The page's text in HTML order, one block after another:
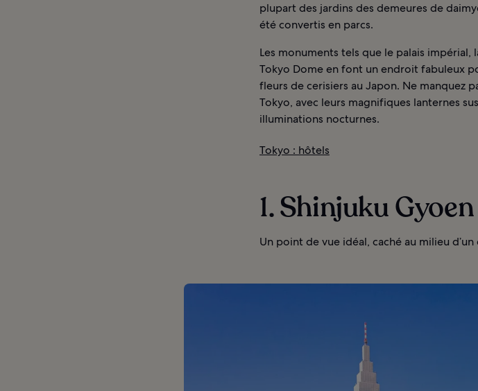
plupart des jardins des demeures de
été convertis en parcs.
Les monuments tels que le palais
Tokyo Dome en font un endroit fabuleux
fleurs de cerisiers au Japon. Ne manquez
Tokyo, avec leurs magnifiques lanternes
illuminations nocturnes.
Tokyo : hôtels
1. Shinjuku Gyoen
Un point de vue idéal, caché au milieu